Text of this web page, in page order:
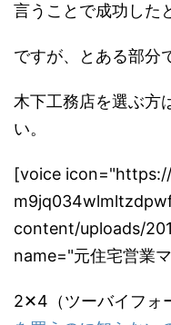
言うことで成功した
ですが、とある部分
木下工務店を選ぶ方
い。
[voice
content/uploads/
name="元住宅営業
2✕4（ツーバイフォ